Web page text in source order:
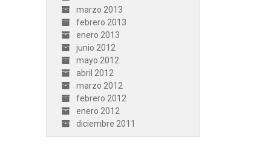
marzo 2013
febrero 2013
enero 2013
junio 2012
mayo 2012
abril 2012
marzo 2012
febrero 2012
enero 2012
diciembre 2011